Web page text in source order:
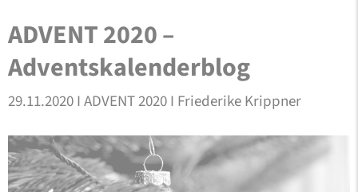
ADVENT 2020 –
Adventskalenderblog
29.11.2020 I ADVENT 2020 I Friederike Krippner